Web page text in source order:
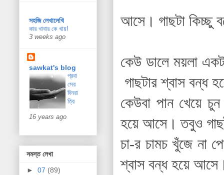
আসে। গাছটা কিচ্ছু
কেউ ডালে ময়লা
গাছটার শ্বাস বন্ধ
কেউবা পান খেয়ে
হয়ে আসে। তবুও
চা-র চামচ খুঁজে না
শ্বাস বন্ধ হয়ে
সহজি লেখালেখি
কার খাবার কে খায়!
3 weeks ago
sawkat's blog
প্রবা
সের
দিনরা
ত্রি
16 years ago
সমস্ত লেখা
►07 (89)